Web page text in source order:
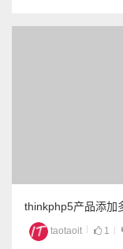
义路由的时候，定义的
thinkphp5产品添加
taotaoit 1